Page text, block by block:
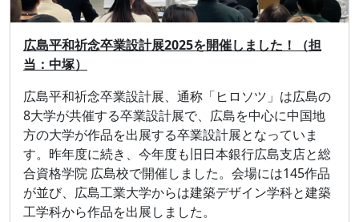
広島平和祈念卒業設計展2025を開催しました！（担
当：中塚）
広島平和祈念卒業設計展、通称「ヒロソツ」は広島の
8大学が共催する卒業設計展で、広島を中心に中国地
方の大学が作品を出展する卒業設計展となっていま
す。昨年度に続き、今年度も旧日本銀行広島支店と総
合資格学院 広島校で開催しました。会場には145作品
が並び、広島工業大学からは建築デザイン学科と建築
工学科から作品を出展しました。